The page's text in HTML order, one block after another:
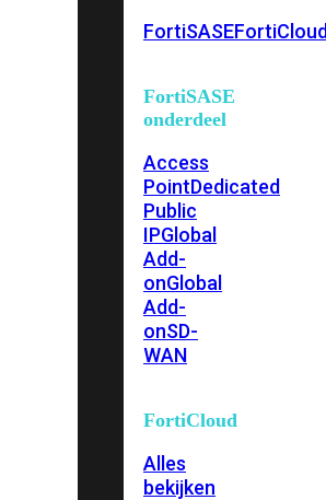
FortiSASEFortiCloud
FortiSASE
onderdeel
Access
PointDedicated
Public
IPGlobal
Add-
onGlobal
Add-
onSD-
WAN
FortiCloud
Alles
bekijken